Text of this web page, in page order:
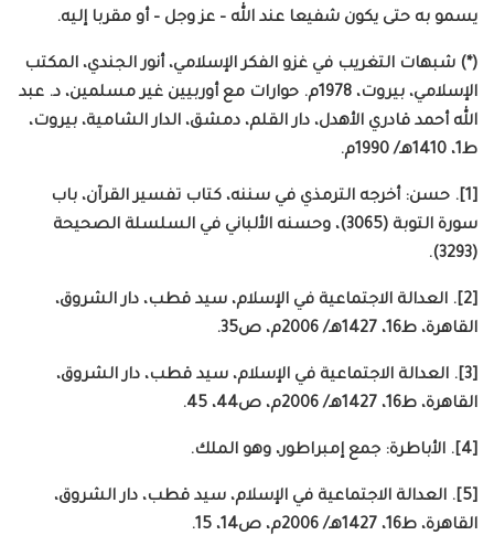
يسمو به حتى يكون شفيعا عند الله – عز وجل – أو مقربا إليه.
(*) شبهات التغريب في غزو الفكر الإسلامي، أنور الجندي، المكتب
الإسلامي، بيروت، 1978م. حوارات مع أوربيين غير مسلمين، د. عبد
الله أحمد قادري الأهدل، دار القلم، دمشق، الدار الشامية، بيروت،
ط1، 1410هـ/ 1990م.
[1]. حسن: أخرجه الترمذي في سننه، كتاب تفسير القرآن، باب
سورة التوبة (3065)، وحسنه الألباني في السلسلة الصحيحة
(3293).
[2]. العدالة الاجتماعية في الإسلام، سيد قطب، دار الشروق،
القاهرة، ط16، 1427هـ/ 2006م، ص35.
[3]. العدالة الاجتماعية في الإسلام، سيد قطب، دار الشروق،
القاهرة، ط16، 1427هـ/ 2006م، ص44، 45.
[4]. الأباطرة: جمع إمبراطور، وهو الملك.
[5]. العدالة الاجتماعية في الإسلام، سيد قطب، دار الشروق،
القاهرة، ط16، 1427هـ/ 2006م، ص14، 15.